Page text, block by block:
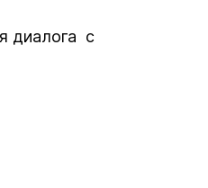
диалога с